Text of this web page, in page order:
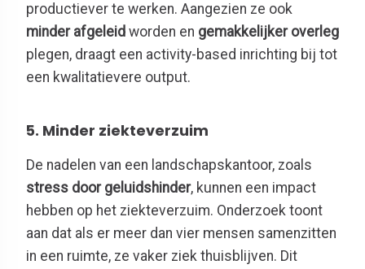
productiever te werken. Aangezien ze ook
minder afgeleid worden en gemakkelijker overleg
plegen, draagt een activity-based inrichting bij tot
een kwalitatievere output.
5. Minder ziekteverzuim
De nadelen van een landschapskantoor, zoals
stress door geluidshinder, kunnen een impact
hebben op het ziekteverzuim. Onderzoek toont
aan dat als er meer dan vier mensen samenzitten
in een ruimte, ze vaker ziek thuisblijven. Dit